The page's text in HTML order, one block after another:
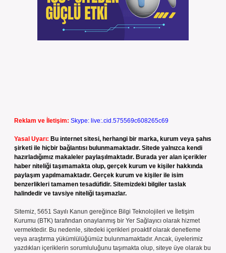
Reklam ve İletişim: Skype: live:.cid.575569c608265c69
Yasal Uyarı: Bu internet sitesi, herhangi bir marka, kurum veya şahıs
şirketi ile hiçbir bağlantısı bulunmamaktadır. Sitede yalnızca kendi
hazırladığımız makaleler paylaşılmaktadır. Burada yer alan içerikler
haber niteliği taşımamakta olup, gerçek kurum ve kişiler hakkında
paylaşım yapılmamaktadır. Gerçek kurum ve kişiler ile isim
benzerlikleri tamamen tesadüfidir. Sitemizdeki bilgiler taslak
halindedir ve tavsiye niteliği taşımazlar.
Sitemiz, 5651 Sayılı Kanun gereğince Bilgi Teknolojileri ve İletişim
Kurumu (BTK) tarafından onaylanmış bir Yer Sağlayıcı olarak hizmet
vermektedir. Bu nedenle, sitedeki içerikleri proaktif olarak denetleme
veya araştırma yükümlülüğümüz bulunmamaktadır. Ancak, üyelerimiz
yazdıkları içeriklerin sorumluluğunu taşımakta olup, siteye üye olarak bu